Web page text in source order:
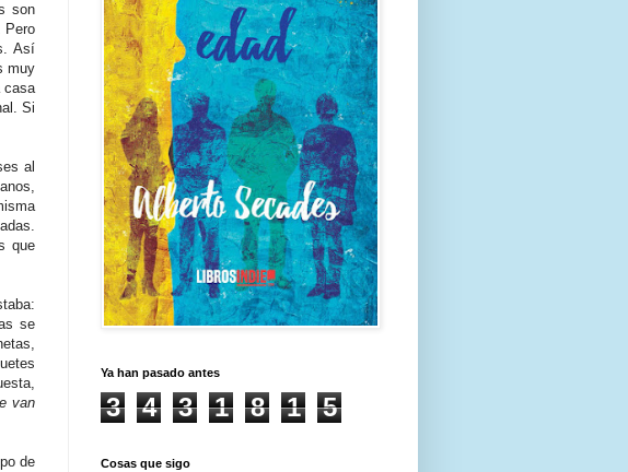
son
Pero
Así
muy
casa
Si
al
que
se
van
de
Ya han pasado antes
3 4 3 1 8 1 5
Cosas que sigo